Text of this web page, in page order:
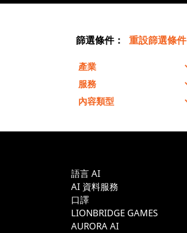
篩選條件： 重設篩選條件
語言 AI
AI 資料服務
口譯
LIONBRIDGE GAMES
AURORA AI